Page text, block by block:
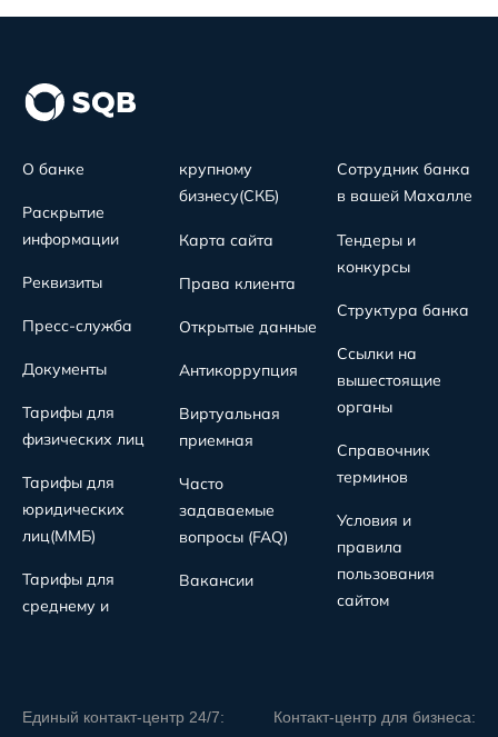
О банке
Раскрытие
информации
Реквизиты
Пресс-служба
Документы
Тарифы для
физических лиц
Тарифы для
юридических
лиц(MMБ)
Тарифы для
среднему и
крупному
бизнесу(СКБ)
Карта сайта
Права клиента
Открытые данные
Антикоррупция
Виртуальная
приемная
Часто
задаваемые
вопросы (FAQ)
Вакансии
Сотрудник банка
в вашей Махалле
Тендеры и
конкурсы
Структура банка
Ссылки на
вышестоящие
органы
Справочник
терминов
Условия и
правила
пользования
сайтом
Единый контакт-центр 24/7: Контакт-центр для бизнеса: